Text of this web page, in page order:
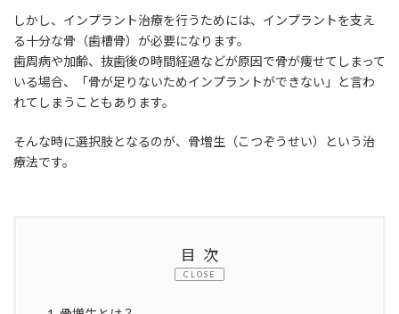
しかし、インプラント治療を行うためには、インプラントを支え
る十分な骨（歯槽骨）が必要になります。
歯周病や加齢、抜歯後の時間経過などが原因で骨が痩せてしまって
いる場合、「骨が足りないためインプラントができない」と言わ
れてしまうこともあります。
そんな時に選択肢となるのが、骨増生（こつぞうせい）という治
療法です。
目次
CLOSE